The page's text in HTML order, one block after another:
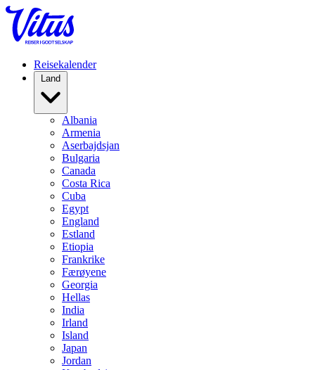
Reisekalender
Albania
Armenia
Aserbajdsjan
Bulgaria
Canada
Costa Rica
Cuba
Egypt
England
Estland
Etiopia
Frankrike
Færøyene
Georgia
Hellas
India
Irland
Island
Japan
Jordan